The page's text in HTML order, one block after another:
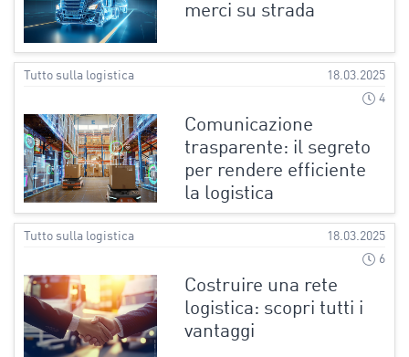
merci su strada
Tutto sulla logistica
18.03.2025
4
Comunicazione
trasparente: il segreto
per rendere efficiente
la logistica
Tutto sulla logistica
18.03.2025
6
Costruire una rete
logistica: scopri tutti i
vantaggi